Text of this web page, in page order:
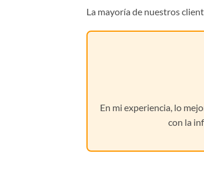
La mayoría de nuestros
En mi experiencia, lo
con la